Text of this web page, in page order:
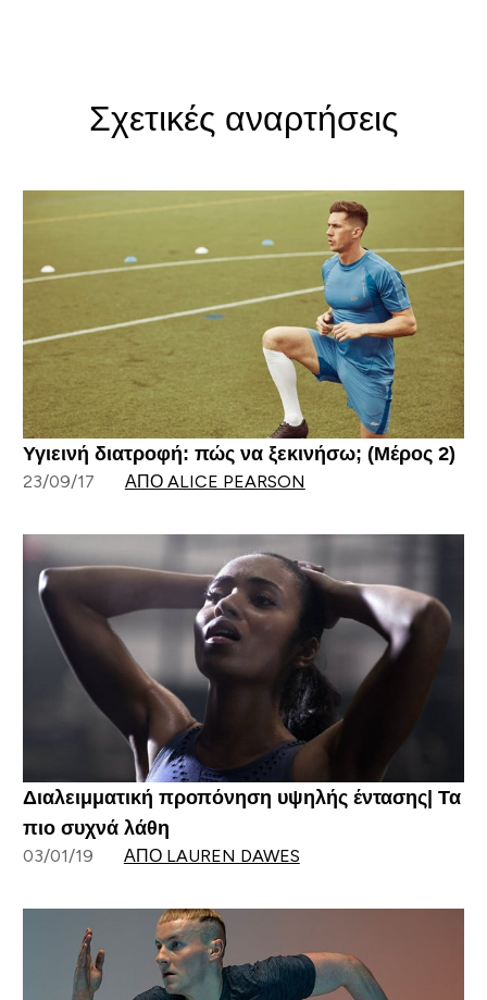
Σχετικές αναρτήσεις
Υγιεινή διατροφή: πώς να ξεκινήσω; (Μέρος 2)
23/09/17 ΑΠΌ ALICE PEARSON
Διαλειμματική προπόνηση υψηλής έντασης| Τα
πιο συχνά λάθη
03/01/19 ΑΠΌ LAUREN DAWES